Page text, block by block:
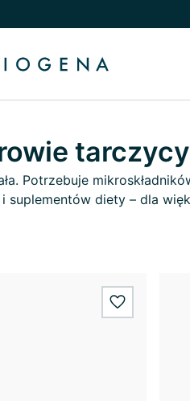
tarczycy
Potrzebuje
suplementów diety – dla
wishlist.add